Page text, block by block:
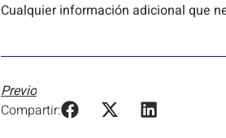
Cualquier información adicional que
Previo
Compartir: